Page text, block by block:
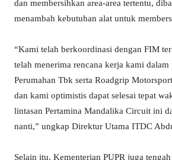
dan membersihkan area-area tertentu,
menambah kebutuhan alat untuk
“Kami telah berkoordinasi dengan FIM
telah menerima rencana kerja kami
Perumahan Tbk serta Roadgrip
dan kami optimistis dapat selesai tepat
lintasan Pertamina Mandalika Circuit ini
nanti,” ungkap Direktur Utama ITDC
Selain itu, Kementerian PUPR juga